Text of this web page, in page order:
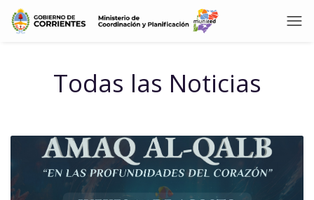
Todas las Noticias